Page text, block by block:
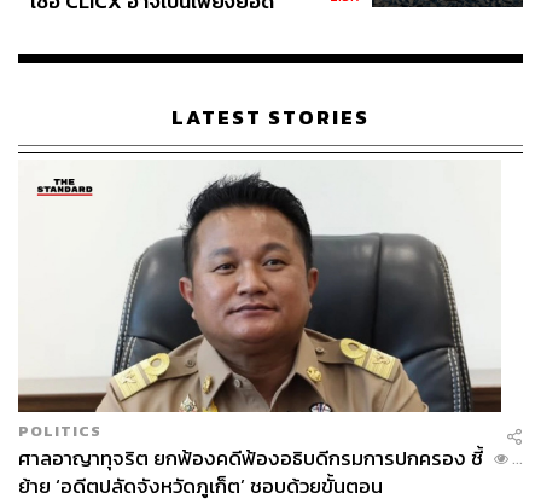
เรือนไทยที่ถูกซุกไว้
LATEST STORIES
POLITICS
ศาลอาญาทุจริต ยกฟ้องคดีฟ้องอธิบดีกรมการปกครอง ชี้
ย้าย ‘อดีตปลัดจังหวัดภูเก็ต’ ชอบด้วยขั้นตอน
...